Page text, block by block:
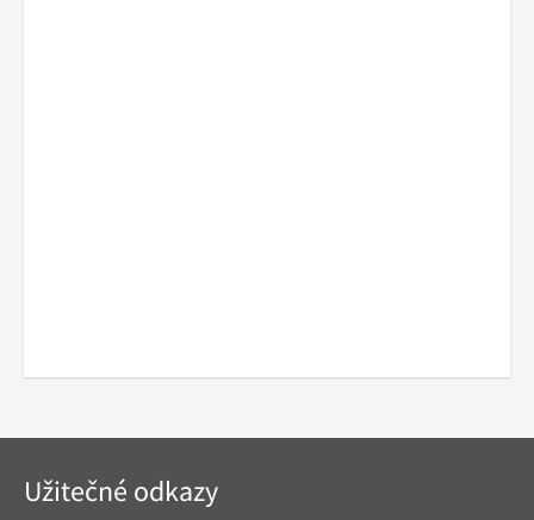
Navigace
v
Užitečné odkazy